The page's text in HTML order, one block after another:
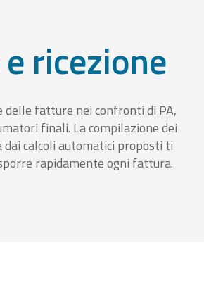
ricezione
delle fatture nei confronti di PA,
finali. La compilazione dei
calcoli automatici proposti ti
rapidamente ogni fattura.